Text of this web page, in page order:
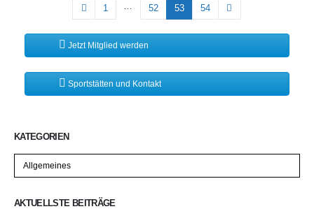
1 … 52 53 54
Jetzt Mitglied werden
Sportstätten und Kontakt
KATEGORIEN
AKTUELLSTE BEITRÄGE